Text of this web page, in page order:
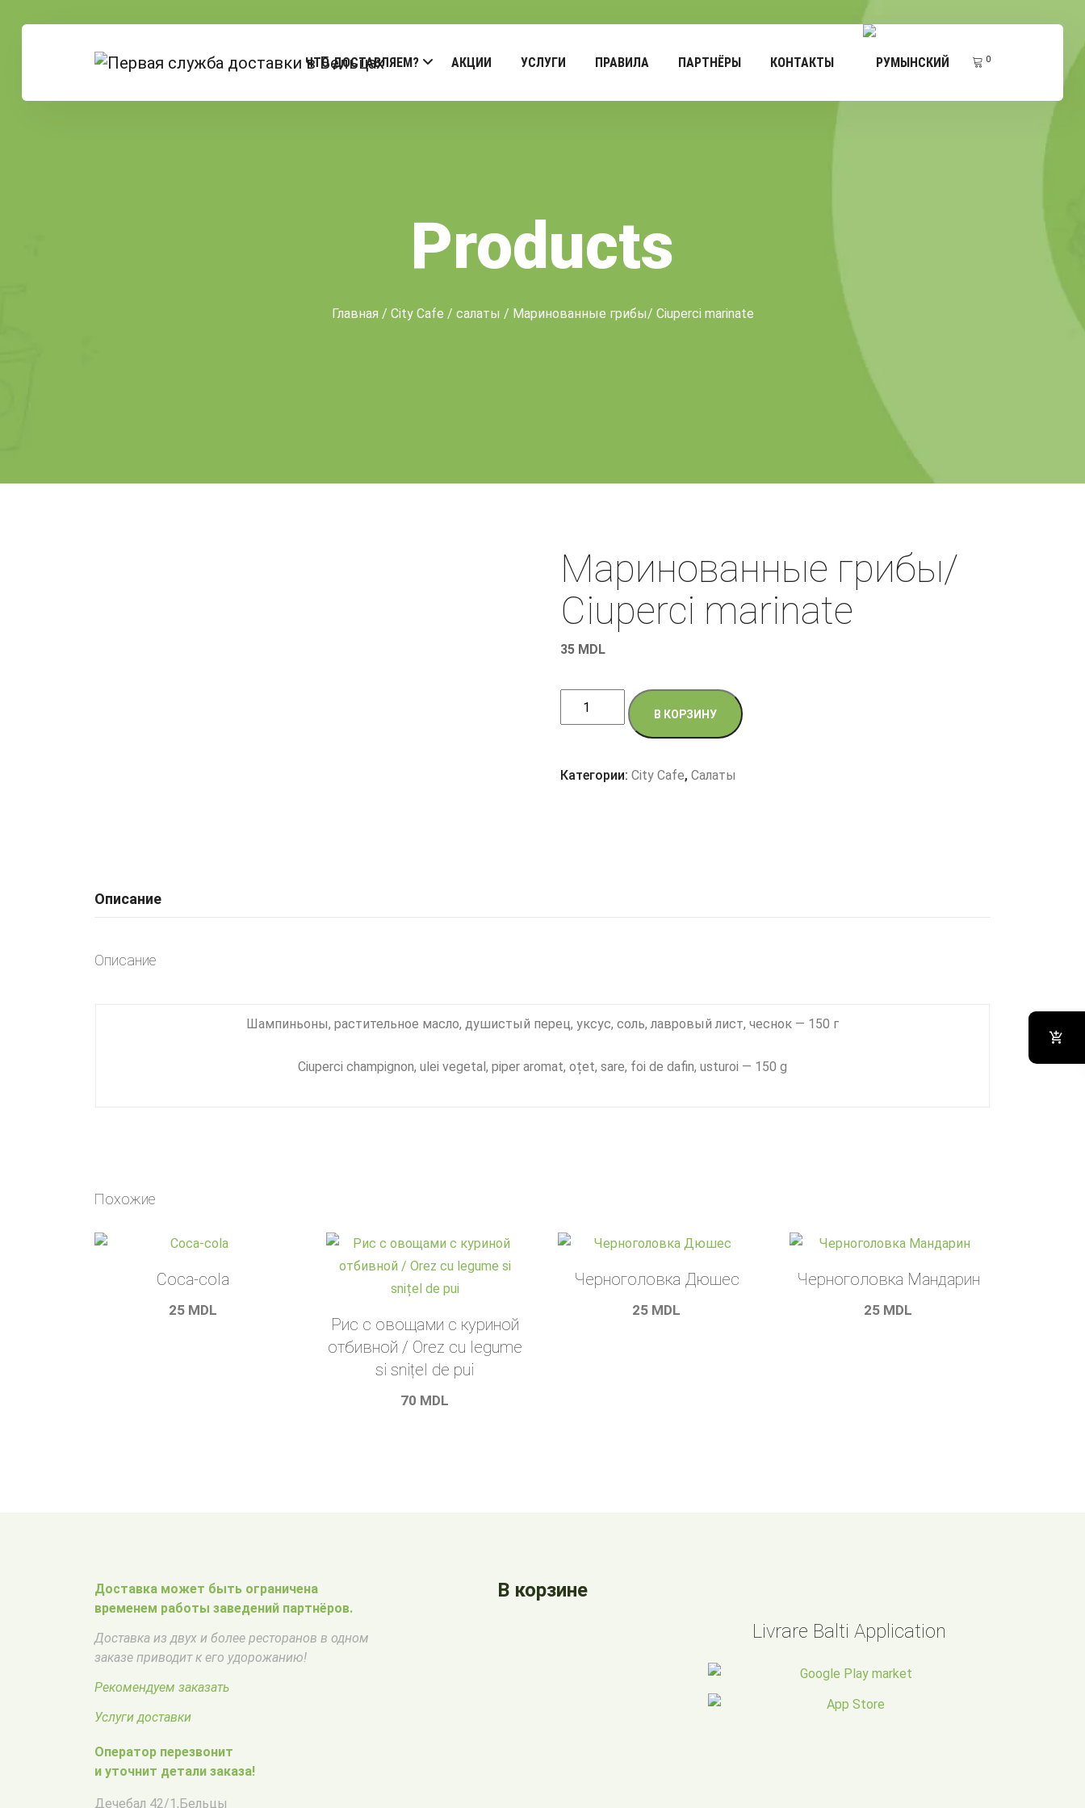
ЧТО ДОСТАВЛЯЕМ? АКЦИИ УСЛУГИ ПРАВИЛА ПАРТНЁРЫ КОНТАКТЫ 0
Products
Главная / City Cafe / салаты / Маринованные грибы/ Ciuperci marinate
Маринованные грибы/
Ciuperci marinate
35 MDL
Количество
товара
грибы/
В КОРЗИНУ
Категории:City Cafe,Салаты
Описание
Описание
Шампиньоны, растительное масло, душистый перец, уксус, соль, лавровый лист, чеснок — 150 г
Ciuperci champignon, ulei vegetal, piper aromat, oțet, sare, foi de dafin, usturoi — 150 g
Похожие
Coca-cola
25 MDL
Рис с овощами c куриной
отбивной / Orez cu legume
si snițel de pui
70 MDL
Черноголовка Дюшес
25 MDL
Черноголовка Мандарин
25 MDL
Доставка может быть ограничена
временем работы заведений партнёров.
Доставка из двух и более ресторанов в одном
заказе приводит к его удорожанию!
Рекомендуем заказать
Услуги доставки
Оператор перезвонит
и уточнит детали заказа!
Дечебал 42/1,Бельцы
В корзине
Livrare Balti Application